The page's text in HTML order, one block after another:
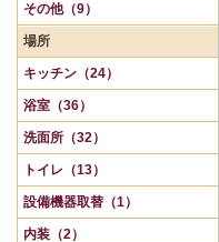
その他（9）
場所
キッチン（24）
浴室（36）
洗面所（32）
トイレ（13）
設備機器取替（1）
内装（2）